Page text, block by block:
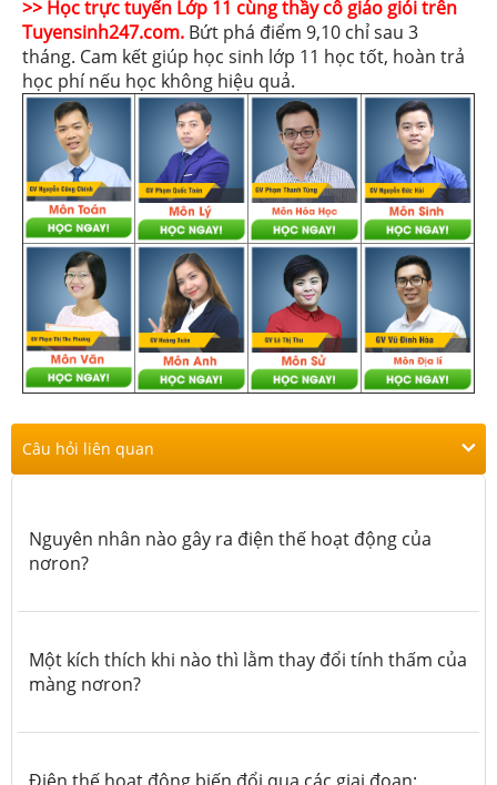
>> Học trực tuyến Lớp 11 cùng thầy cô giáo giỏi trên
Tuyensinh247.com. Bứt phá điểm 9,10 chỉ sau 3
tháng. Cam kết giúp học sinh lớp 11 học tốt, hoàn trả
học phí nếu học không hiệu quả.
Câu hỏi liên quan
Nguyên nhân nào gây ra điện thế hoạt động của
nơron?
Một kích thích khi nào thì lằm thay đổi tính thấm của
màng nơron?